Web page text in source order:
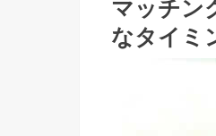
マッチン
なタイミ